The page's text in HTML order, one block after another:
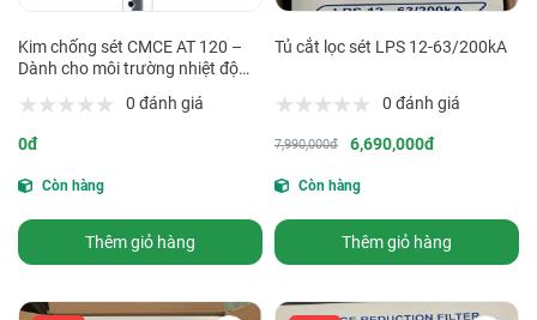
Kim chống sét CMCE AT 120 –
Dành cho môi trường nhiệt độ
0 đánh giá
0đ
Còn hàng
Thêm giỏ hàng
Tủ cắt lọc sét LPS 12-63/200kA
0 đánh giá
7,990,000đ 6,690,000đ
Còn hàng
Thêm giỏ hàng